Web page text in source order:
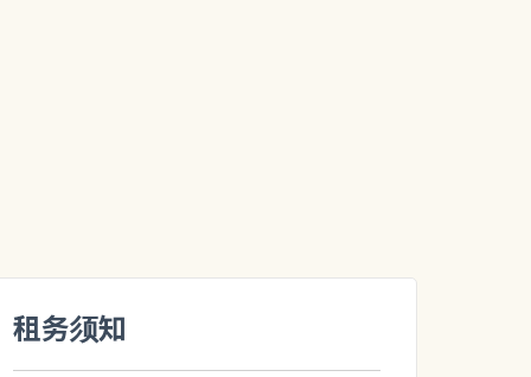
租务须知